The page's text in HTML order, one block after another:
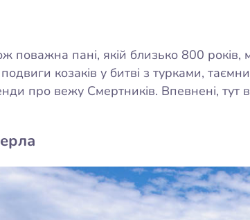
поважна пані, якій близько 800
козаків у битві з турками,
про вежу Смертників. Впевнені, тут